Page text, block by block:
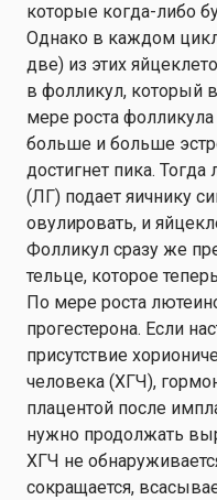
которые когда-либо
Однако в каждом
две) из этих
в фолликул, который
мере роста
больше и больше
достигнет пика.
(ЛГ) подает яичнику
овулировать, и
Фолликул сразу же
тельце, которое
По мере роста
прогестерона. Если
присутствие
человека (ХГЧ),
плацентой после
нужно продолжать
ХГЧ не
сокращается,